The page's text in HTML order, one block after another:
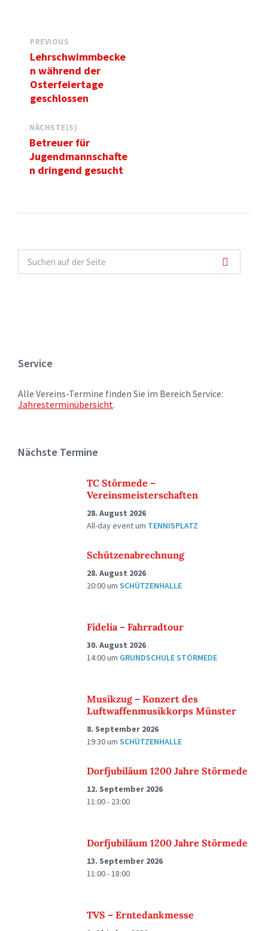
PREVIOUS
Lehrschwimmbecke
n während der
Osterfeiertage
geschlossen
NÄCHSTE(S)
Betreuer für
Jugendmannschafte
n dringend gesucht
Service
Alle Vereins-Termine finden Sie im Bereich Service:
Jahresterminübersicht.
Nächste Termine
TC Störmede –
Vereinsmeisterschaften
28. August 2026
All-day eventum TENNISPLATZ
Schützenabrechnung
28. August 2026
20:00um SCHÜTZENHALLE
Fidelia – Fahrradtour
30. August 2026
14:00um GRUNDSCHULE STÖRMEDE
Musikzug – Konzert des
Luftwaffenmusikkorps Münster
8. September 2026
19:30um SCHÜTZENHALLE
Dorfjubiläum 1200 Jahre Störmede
12. September 2026
11:00 - 23:00
Dorfjubiläum 1200 Jahre Störmede
13. September 2026
11:00 - 18:00
TVS – Erntedankmesse